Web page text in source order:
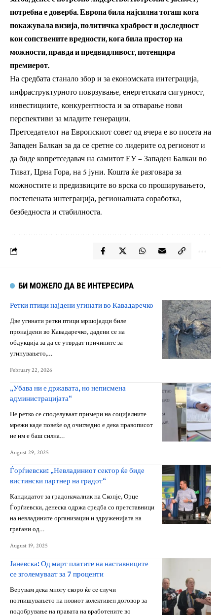
потребна е доверба. Европа била најсилна тогаш кога
покажувала визија, политичка храброст и доследност
кон сопствените вредности, кога била простор на
можности, правда и предвидливост, потенцира
премиерот.
На средбата станало збор и за економската интеграција,
инфраструктурното поврзување, енергетската сигурност,
инвестициите, конкурентноста и за отварање нови
перспективи за младите генерации.
Претседателот на Европскиот совет од вчера е во посета на
Западен Балкан за да се сретне со лидерите од регионот и
да биде копретседавач на самитот ЕУ – Западен Балкан во
Тиват, Црна Гора, на 5 јуни. Кошта ќе разговара за
можностите и предизвиците во врска со проширувањето,
постепената интеграција, регионалната соработка,
безбедноста и стабилноста.
БИ МОЖЕЛО ДА ВЕ ИНТЕРЕСИРА
Ретки птици најдени угинати во Кавадаречко
Две угинати ретки птици мршојадци биле
пронајдени во Кавадаречко, дадени се на
обдукција за да се утврдат причините за
угинувањето,…
February 22, 2026
„Убава ни е државата, но неписмена
администрацијата“
Не ретко се споделуваат примери на социјалните
мрежи каде повеќе од очигледно е дека правописот
не им е баш силна…
August 29, 2025
Ѓорѓиевски: „Невладиниот сектор ќе биде
вистински партнер на градот“
Кандидатот за градоначалник на Скопје, Орце
Ѓорѓиевски, денеска одржа средба со претставници
на невладините организации и здруженијата на
граѓани од…
August 19, 2025
Јаневска: Од март платите на наставниците
се зголемуваат за 7 проценти
Верувам дека многу скоро ќе се случи
потпишувањето на новиот колективен договор за
подобрување на правата на вработените во